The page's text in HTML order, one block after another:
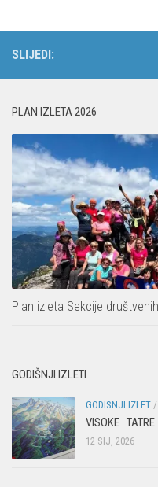
SLIJEDI:
PLAN IZLETA 2026
Plan izleta Sekcije
GODIŠNJI IZLETI
GODISNJI IZLET /
VISOKE
12 SIJ, 2026